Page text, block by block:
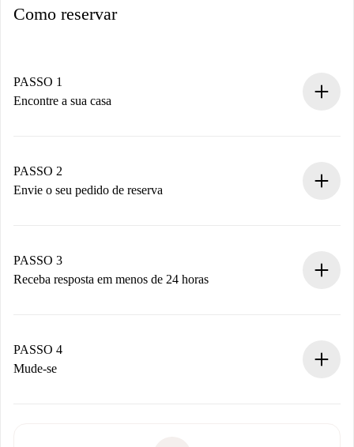
Como reservar
PASSO 1
Encontre a sua casa
Você tem todas as informações necessárias
antecipadamente.
PASSO 2
Envie o seu pedido de reserva
Não cobramos nada até que o proprietário confirme.
PASSO 3
Receba resposta em menos de 24 horas
proprietário.
Se recusada: não cobraremos nada e ofereceremos
PASSO 4
Mude-se